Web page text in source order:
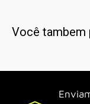
Você tambem